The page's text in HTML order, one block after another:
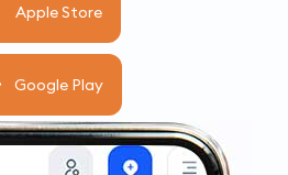
Apple Store
Google Play